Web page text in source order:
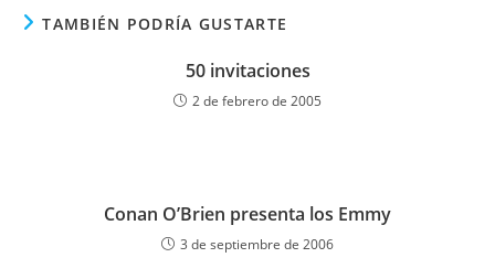
TAMBIÉN PODRÍA GUSTARTE
50 invitaciones
2 de febrero de 2005
Conan O’Brien presenta los Emmy
3 de septiembre de 2006